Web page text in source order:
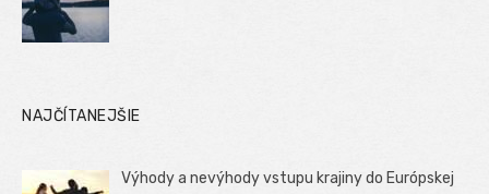
NAJČÍTANEJŠIE
Výhody a nevýhody vstupu krajiny do Európskej